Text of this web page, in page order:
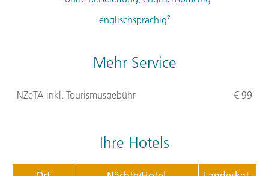
englischsprachig²
Mehr Service
NZeTA inkl. Tourismusgebühr € 99
Ihre Hotels